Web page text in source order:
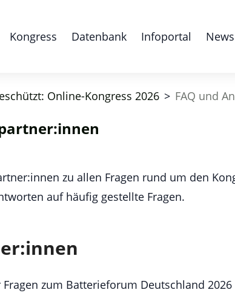
Kongress Datenbank Infoportal
Online-Kongress 2026 > FAQ und
zu allen Fragen rund um den
auf häufig gestellte Fragen.
zum Batterieforum Deutschland 2026